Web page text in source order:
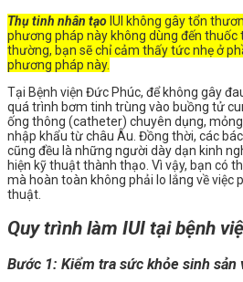
Thụ tinh nhân tạo IUI không gây tổn
phương pháp này không dùng đến thuốc
thường, bạn sẽ chỉ cảm thấy tức nhẹ ở
phương pháp này.
Tại Bệnh viện Đức Phúc, để không gây
quá trình bơm tinh trùng vào buồng tử
ống thông (catheter) chuyên dụng,
nhập khẩu từ châu Âu. Đồng thời, các
cũng đều là những người dày dạn kinh
hiện kỹ thuật thành thạo. Vì vậy, bạn có
mà hoàn toàn không phải lo lắng về việc
thuật.
Quy trình làm IUI tại bệnh
Bước 1: Kiểm tra sức khỏe sinh sản